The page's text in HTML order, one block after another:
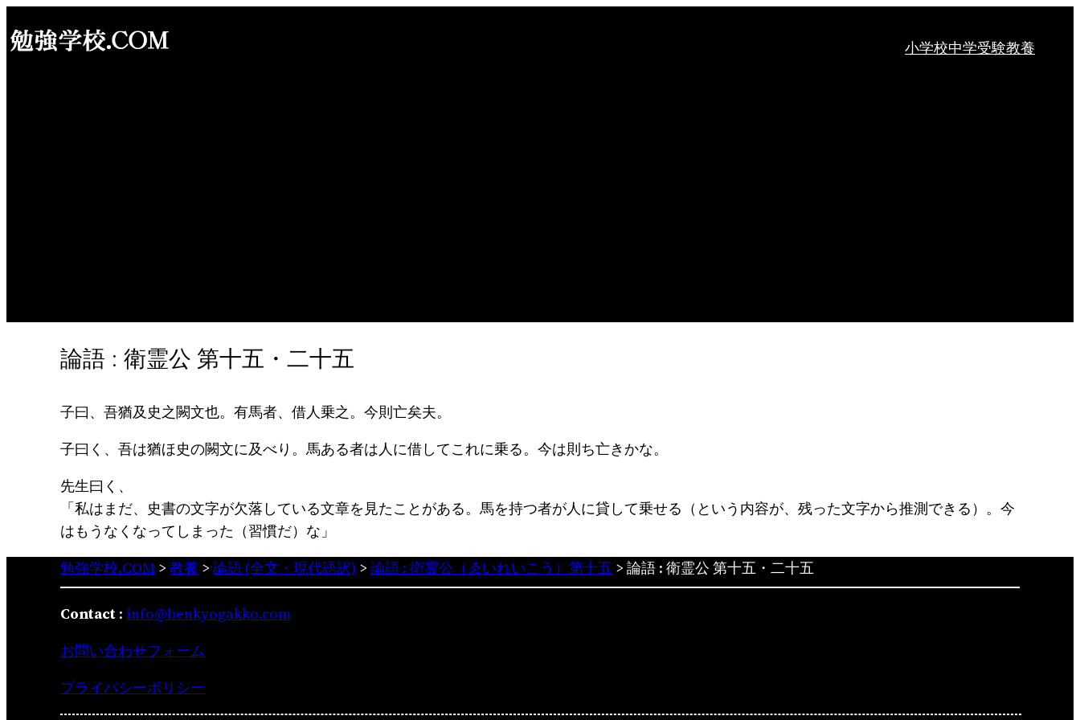
容
小学校中学受験教養
論語 : 衛霊公 第十五・二十五
子曰、吾猶及史之闕文也。有馬者、借人乗之。今則亡矣夫。
子曰く、吾は猶ほ史の闕文に及べり。馬ある者は人に借してこれに乗る。今は則ち亡きかな。
先生曰く、
「私はまだ、史書の文字が欠落している文章を見たことがある。馬を持つ者が人に貸して乗せる（という内容が、残った文字から推測できる）。今
はもうなくなってしまった（習慣だ）な」
勉強学校.COM >教養 >論語 (全文・現代語訳) >論語 : 衛霊公（ゑいれいこう）第十五 >論語 : 衛霊公 第十五・二十五
Contact : info@benkyogakko.com
お問い合わせフォーム
プライバシーポリシー